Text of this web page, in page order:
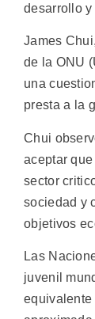
desarrollo
James
de la ONU
una
presta a la
Chui
aceptar
sector
sociedad y
objetivos
Las
juvenil
equivalente